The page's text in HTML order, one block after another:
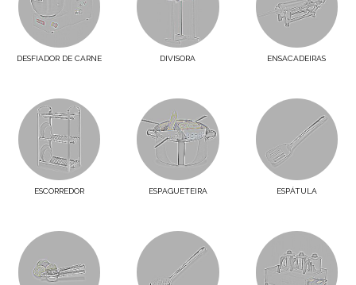
DESFIADOR DE CARNE DIVISORA ENSACADEIRAS
ESCORREDOR ESPAGUETEIRA ESPÁTULA